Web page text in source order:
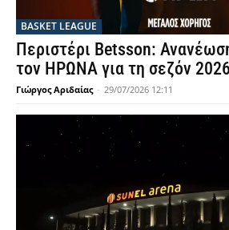
BASKET LEAGUE
Περιστέρι Betsson:
τον ΗΡΩΝΑ για τη σεζόν
Γιώργος Αριδαίας - 29/07/2026 12:11